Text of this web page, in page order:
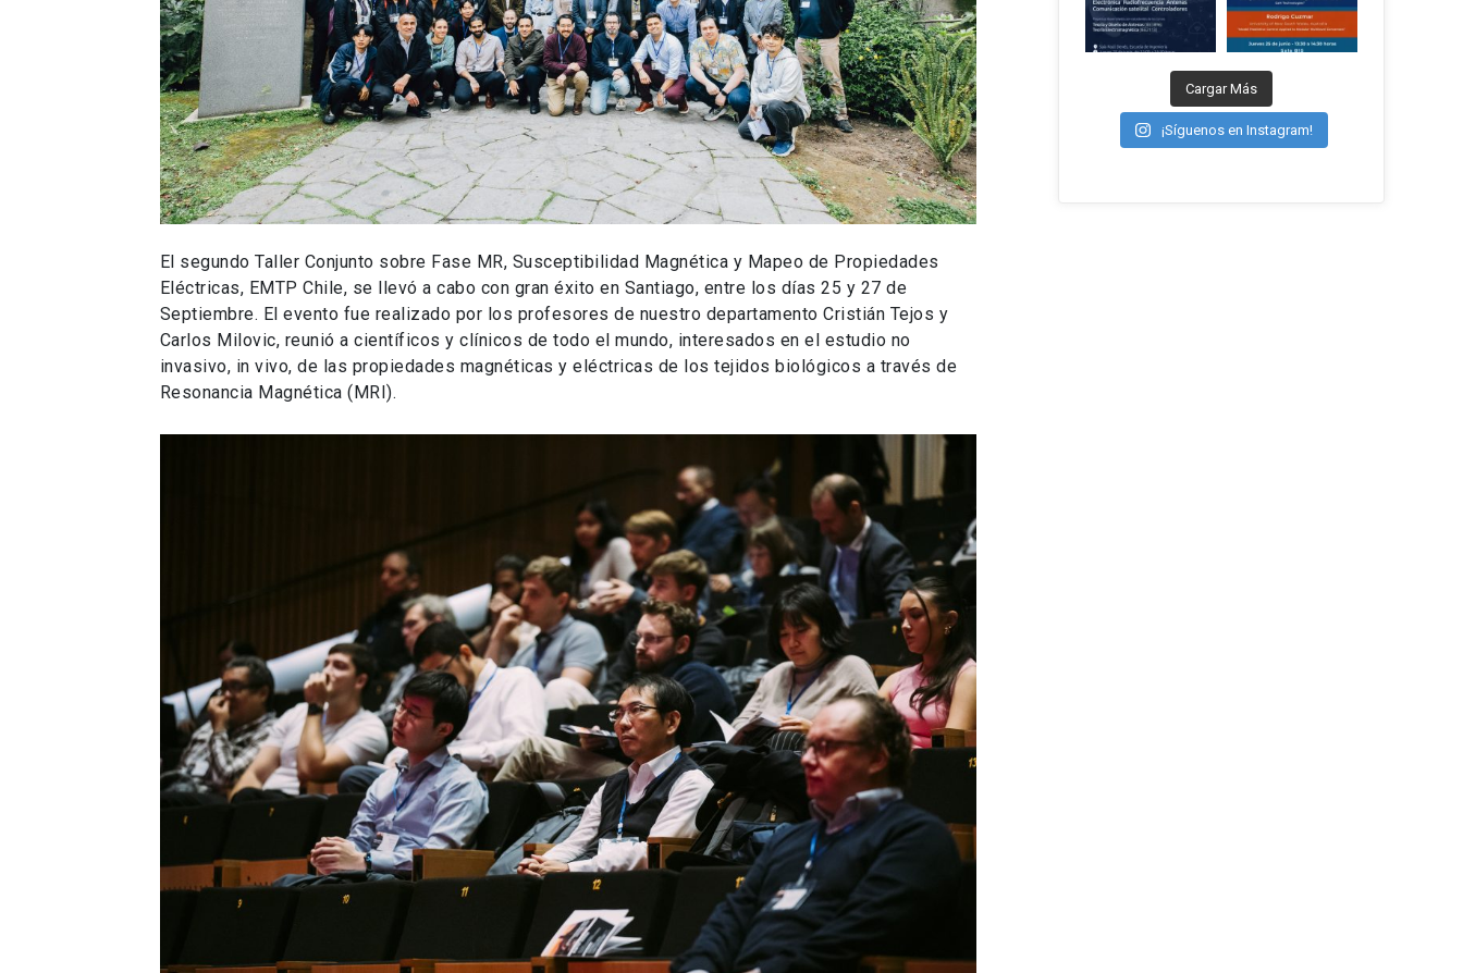
El segundo Taller Conjunto sobre Fase MR, Susceptibilidad Magnética y Mapeo de Propiedades
Eléctricas, EMTP Chile, se llevó a cabo con gran éxito en Santiago, entre los días 25 y 27 de
Septiembre. El evento fue realizado por los profesores de nuestro departamento Cristián Tejos y
Carlos Milovic, reunió a científicos y clínicos de todo el mundo, interesados en el estudio no
invasivo, in vivo, de las propiedades magnéticas y eléctricas de los tejidos biológicos a través de
Resonancia Magnética (MRI).
Cargar Más
¡Síguenos en Instagram!